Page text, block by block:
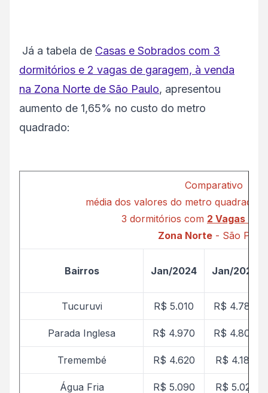
Já a tabela de Casas e Sobrados com 3
dormitórios e 2 vagas de garagem, à venda
na Zona Norte de São Paulo, apresentou
aumento de 1,65% no custo do metro
quadrado:
Comparativo
média dos valores do metro quadrado
3 dormitórios com 2 Vagas de
Zona Norte- São
Bairros Jan/2024 Jan/2025
Tucuruvi R$ 5.010 R$ 4.780
Parada Inglesa R$ 4.970 R$ 4.807
Tremembé R$ 4.620 R$ 4.185
Água Fria R$ 5.090 R$ 5.021